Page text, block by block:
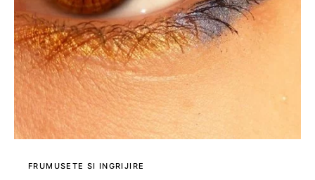
FRUMUSETE SI INGRIJIRE